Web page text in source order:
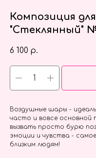
Композиция
"Стеклянный"
6 100 р.
Воздушные шары -
часто и вовсе основной
вызвать просто бурю
эмоции и чувства -
близким людям!